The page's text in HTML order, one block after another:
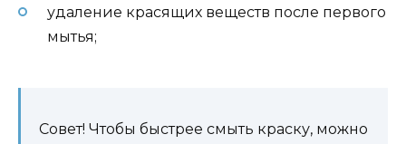
удаление красящих веществ после первого
мытья;
Совет! Чтобы быстрее смыть краску, можно